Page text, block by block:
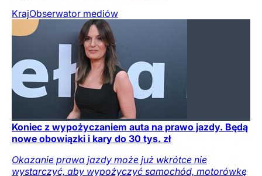
KrajObserwator mediów
Koniec z wypożyczaniem auta na prawo jazdy. Będą
nowe obowiązki i kary do 30 tys. zł
Okazanie prawa jazdy może już wkrótce nie
wystarczyć, aby wypożyczyć samochód, motorówkę